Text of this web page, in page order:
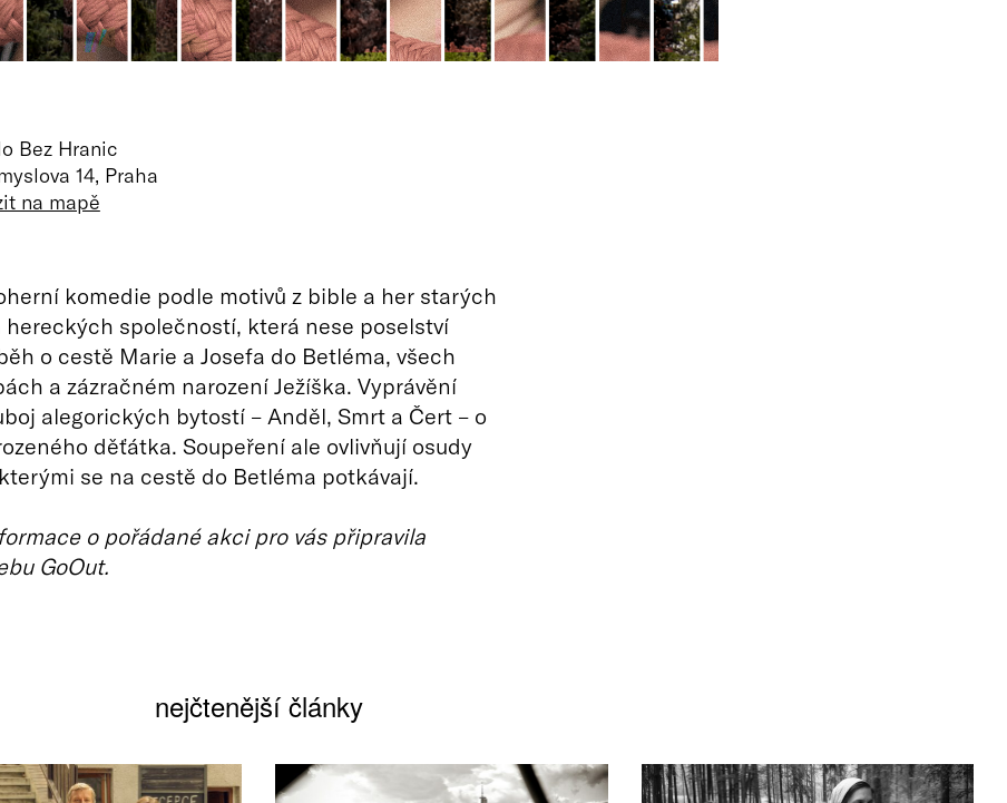
Bez Hranic
14, Praha
na mapě
komedie podle motivů z bible a her starých
hereckých společností, která nese poselství
o cestě Marie a Josefa do Betléma, všech
a zázračném narození Ježíška. Vyprávění
alegorických bytostí – Anděl, Smrt a Čert – o
děťátka. Soupeření ale ovlivňují osudy
se na cestě do Betléma potkávají.
o pořádané akci pro vás připravila
GoOut.
nejčtenější články